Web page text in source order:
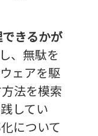
きるかが
、無駄を
ェアを駆
法を模索
してい
について